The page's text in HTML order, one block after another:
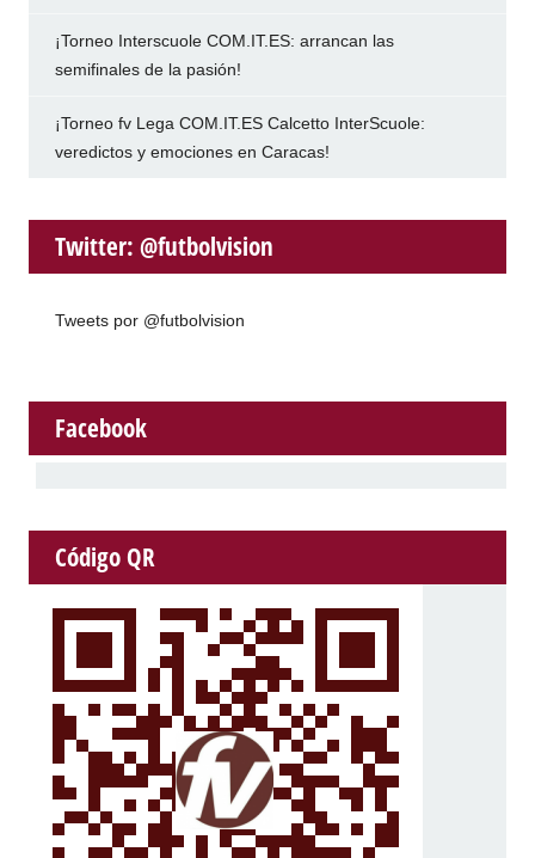
¡Torneo Interscuole COM.IT.ES: arrancan las
semifinales de la pasión!
¡Torneo fv Lega COM.IT.ES Calcetto InterScuole:
veredictos y emociones en Caracas!
Twitter: @futbolvision
Tweets por @futbolvision
Facebook
Código QR